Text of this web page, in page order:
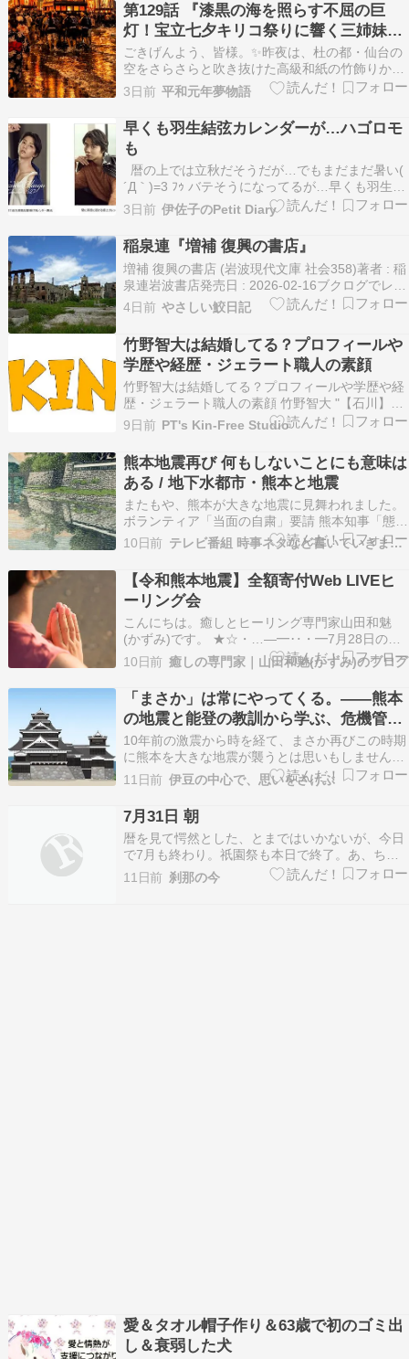
第129話 『漆黒の海を照らす不屈の巨
灯！宝立七夕キリコ祭りに響く三姉妹の
祈りと両大帝の震災復興方程式』
ごきげんよう、皆様。✨昨夜は、杜の都・仙台の
空をさらさらと吹き抜けた高級和紙の竹飾りか
ら、地上何万人の「果てなき願いの力」をお城の
メインシステムへとガッチリ蓄電いたしました。
宇宙の運命から蘇った四つの衛星――サド星、フ
ァン星、グラッド星、アングリ星に永遠の軌道安
定を現像したお城…
3日前 平和元年夢物語
早くも羽生結弦カレンダーが…ハゴロモ
も
暦の上では立秋だそうだが…でもまだまだ暑い(
´Д｀)=3 ﾌｩ バテそうになってるが…早くも羽生結
弦界隈では来年のカレンダーのお知らせがあっ
た。能登直さん撮影のいつもの集英社のカレンダ
ーだ。発売日はもちろんまだまだ先で…というか
12月7日となってる。つづいてハゴロモからも(…
3日前 伊佐子のPetit Diary
稲泉連『増補 復興の書店』
増補 復興の書店 (岩波現代文庫 社会358)著者 : 稲
泉連岩波書店発売日 : 2026-02-16ブクログでレビ
ューを見る»2012年に小学館より単行本、2014年
に小学館文庫として刊行された本に、「補章 能登
の書店」を追加したもの。東日本大震災で被災し
た東北各地の書店を訪…
4日前 やさしい鮫日記
竹野智大は結婚してる？プロフィールや
学歴や経歴・ジェラート職人の素顔
竹野智大は結婚してる？プロフィールや学歴や経
歴・ジェラート職人の素顔 竹野智大 "【石川】
「マルガー」の竹野さん優勝 「ジェラートマエス
トロ」砂糖使わず健康配慮を評価" – 北陸中日新
聞 #SmartNews 能登町と野々市市でジェラート
店を営む「マルガー」の職人、竹野智大さん…
9日前 PT's Kin-Free Studio
熊本地震再び 何もしないことにも意味は
ある / 地下水都市・熊本と地震
またもや、熊本が大きな地震に見舞われました。
ボランティア「当面の自粛」要請 熊本知事「態勢
整うまで」 | 中国新聞デジタル 熊本県の木村敬知
事は３０日、最大震度７の地震を受け、県内の被
災地でボランティアをしようとする人に対し、当
面は被災地入りを自粛するよう呼びかけた。「受
け入…
10日前 テレビ番組 時事ネタなど書いていきます。
【令和熊本地震】全額寄付Web LIVEヒ
ーリング会
こんにちは。癒しとヒーリング専門家山田和魅
(かずみ)です。 ★☆・…―━‥・━7月28日の熊
本地震でお亡くなりになられた方々のご冥福を心
より申し上げます。被災された皆様に謹んでお見
舞い申し上げます。猛暑の中、余震が続き心が折
れそうな方も多くおられると思うといてもたって
もいられず…
10日前 癒しの専門家｜山田和魅(かずみ)のブログ
「まさか」は常にやってくる。――熊本
の地震と能登の教訓から学ぶ、危機管理
と防災の真髄
10年前の激震から時を経て、まさか再びこの時期
に熊本を大きな地震が襲うとは思いもしませんで
した。修理を進めながら当時の被害の様子も見学
できるよう整備されてきた熊本城ですが、今回の
揺れによって新たな石垣の崩壊が見つかるなど、
重なる余震と自然の猛威にはただただ驚かされる
ばかりです。前…
11日前 伊豆の中心で、思いをさけぶ
7月31日 朝
暦を見て愕然とした、とまではいかないが、今日
で7月も終わり。祇園祭も本日で終了。あ、ちゅ
うまだった。正月に水を差すように能登の地震が
あり、夏休みをふいにするかのような今回の熊本
11日前 刹那の今
愛＆タオル帽子作り＆63歳で初のゴミ出
し＆衰弱した犬